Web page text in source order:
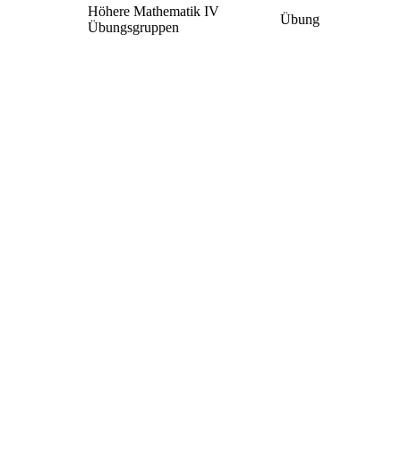
Höhere Mathematik IV
Übungsgruppen
Übung